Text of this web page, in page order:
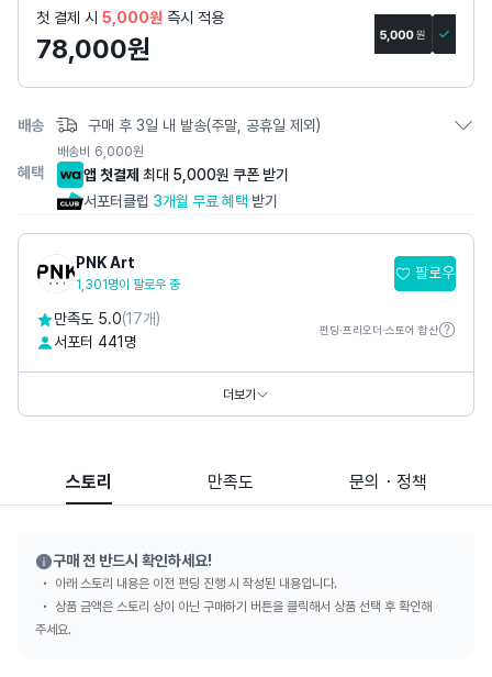
지
첫 결제 시 5,000원 즉시 적용
78,000원
배송 구매 후 3일 내 발송(주말, 공휴일 제외)
배송비 6,000원
혜택 앱 첫결제 최대 5,000원 쿠폰 받기
서포터클럽 3개월 무료 혜택 받기
PNK Art
1,301명이 팔로우 중
팔로우
만족도 5.0(17개)
서포터 441명
펀딩·프리오더·스토어 합산
더보기
스토리 만족도 문의・정책
구매 전 반드시 확인하세요!
아래 스토리 내용은 이전 펀딩 진행 시 작성된 내용입니다.
상품 금액은 스토리 상이 아닌 구매하기 버튼을 클릭해서 상품 선택 후 확인해
주세요.